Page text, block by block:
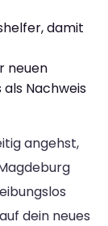
damit
neuen
Nachweis
angehst,
dein neues